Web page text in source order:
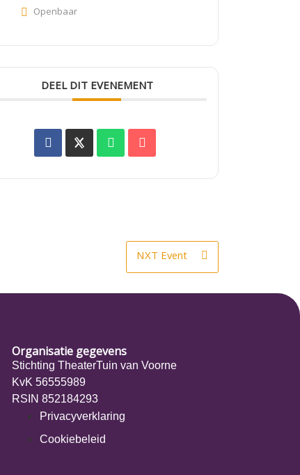
Openbaar
DEEL DIT EVENEMENT
NXT Event
Organisatie gegevens
Stichting TheaterTuin van Voorne
KvK 56555989
RSIN 852184293
Privacyverklaring
Cookiebeleid